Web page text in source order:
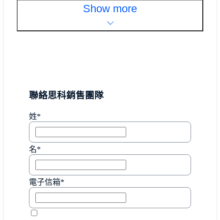
Show more
聯絡思科銷售團隊
姓*
名*
電子信箱*